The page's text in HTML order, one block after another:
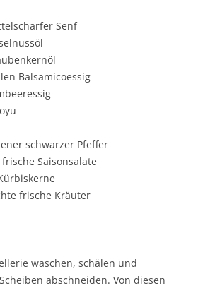
Senf
Balsamicoessig
schwarzer Pfeffer
Saisonsalate
frische Kräuter
waschen, schälen und
abschneiden. Von diesen